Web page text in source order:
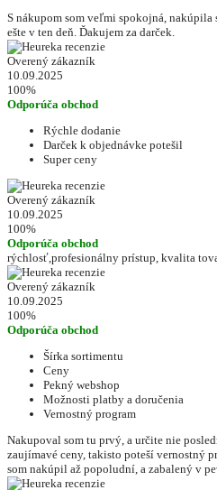
S nákupom som veľmi spokojná,
ešte v ten deň. Ďakujem za darček.
Overený zákazník
10.09.2025
100%
Odporúča obchod
Rýchle dodanie
Darček k objednávke potešil
Super ceny
Overený zákazník
10.09.2025
100%
Odporúča obchod
rýchlosť,profesionálny prístup, kvalita
Overený zákazník
10.09.2025
100%
Odporúča obchod
Šírka sortimentu
Ceny
Pekný webshop
Možnosti platby a doručenia
Vernostný program
Nakupoval som tu prvý, a určite nie
zaujímavé ceny, takisto poteší vernostný
som nakúpil až popoludní, a zabalený v